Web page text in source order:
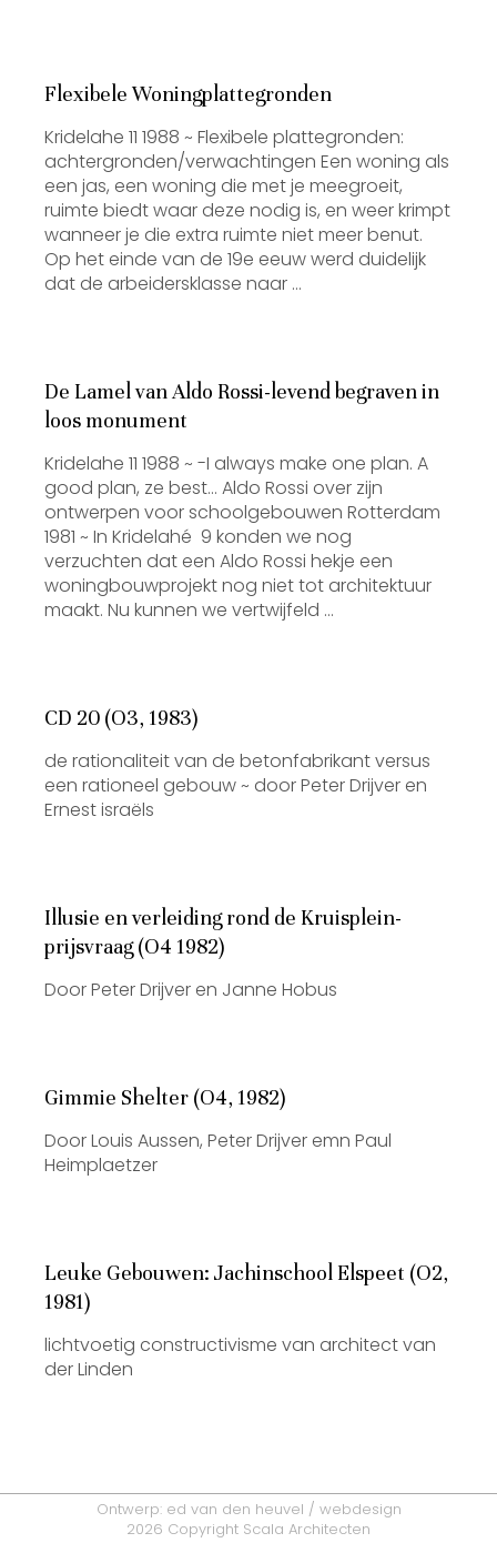
Flexibele Woningplattegronden
Kridelahe 11 1988 ~ Flexibele plattegronden:
achtergronden/verwachtingen Een woning als
een jas, een woning die met je meegroeit,
ruimte biedt waar deze nodig is, en weer krimpt
wanneer je die extra ruimte niet meer benut.
Op het einde van de 19e eeuw werd duidelijk
dat de arbeidersklasse naar …
De Lamel van Aldo Rossi-levend begraven in
loos monument
Kridelahe 11 1988 ~ -I always make one plan. A
good plan, ze best… Aldo Rossi over zijn
ontwerpen voor schoolgebouwen Rotterdam
1981 ~ In Kridelahé 9 konden we nog
verzuchten dat een Aldo Rossi hekje een
woningbouwprojekt nog niet tot architektuur
maakt. Nu kunnen we vertwijfeld …
CD 20 (O3, 1983)
de rationaliteit van de betonfabrikant versus
een rationeel gebouw ~ door Peter Drijver en
Ernest israëls
Illusie en verleiding rond de Kruisplein-
prijsvraag (O4 1982)
Door Peter Drijver en Janne Hobus
Gimmie Shelter (O4, 1982)
Door Louis Aussen, Peter Drijver emn Paul
Heimplaetzer
Leuke Gebouwen: Jachinschool Elspeet (O2,
1981)
lichtvoetig constructivisme van architect van
der Linden
Ontwerp: ed van den heuvel / webdesign
2026 Copyright Scala Architecten